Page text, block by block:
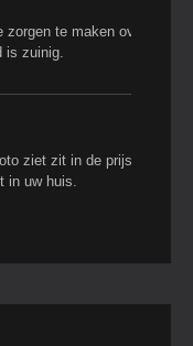
te maken over
is zuinig.
ziet zit in de prijs
in uw huis.